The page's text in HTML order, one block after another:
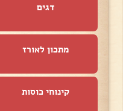
דגים
מתכון לאורז
קינוחי כוסות